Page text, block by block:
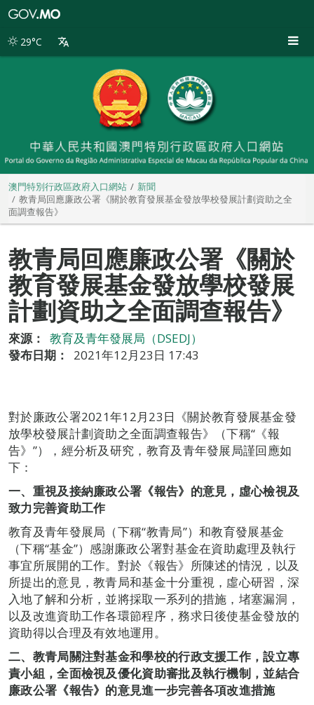
別
29°C
澳門特別行政區政府入口網站
新聞
教青局回應廉政公署《關於教育發展基金發放學校發展計劃資助之全
面調查報告》
教青局回應廉政公署《關於
教育發展基金發放學校發展
計劃資助之全面調查報告》
來源：
教育及青年發展局（DSEDJ）
發布日期：
2021年12月23日 17:43
對於廉政公署2021年12月23日《關於教育發展基金發
放學校發展計劃資助之全面調查報告》（下稱“《報
告》”），經分析及研究，教育及青年發展局謹回應如
下：
一、 重視及接納廉政公署《報告》的意見，虛心檢視及
致力完善資助工作
教育及青年發展局（下稱“教青局”）和教育發展基金
（下稱“基金”）感謝廉政公署對基金在資助處理及執行
事宜所展開的工作。對於《報告》所陳述的情況，以及
所提出的意見，教青局和基金十分重視，虛心研習，深
入地了解和分析，並將採取一系列的措施，堵塞漏洞，
以及改進資助工作各環節程序，務求日後使基金發放的
資助得以合理及有效地運用。
二、 教青局關注對基金和學校的行政支援工作，設立專
責小組，全面檢視及優化資助審批及執行機制，並結合
廉政公署《報告》的意見進一步完善各項改進措施